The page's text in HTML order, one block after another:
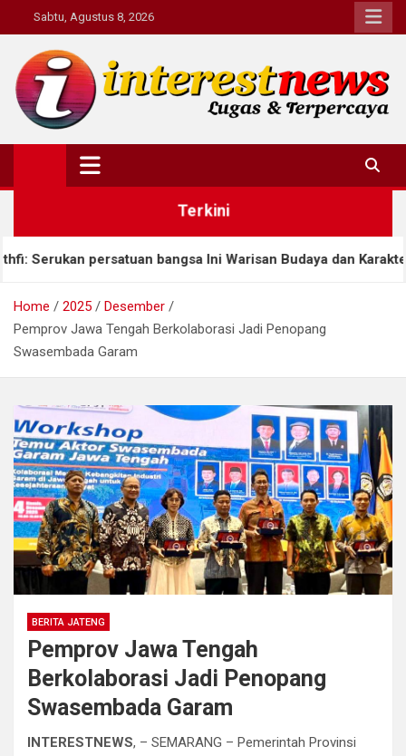
to
content
Sabtu, Agustus 8, 2026
Interestnews.or.id
Terkini
bangsa Ini Warisan Budaya dan Karakter
Home 2025
Desember
Pemprov Jawa Tengah Berkolaborasi Jadi Penopang
Swasembada Garam
BERITA JATENG
Pemprov Jawa Tengah
Berkolaborasi Jadi Penopang
Swasembada Garam
INTERESTNEWS, – SEMARANG – Pemerintah Provinsi